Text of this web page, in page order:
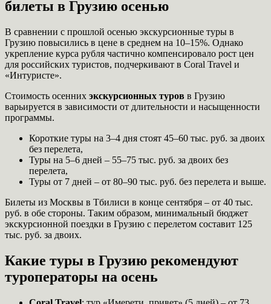
билеты в Грузию осенью
В сравнении с прошлой осенью экскурсионные туры в
Грузию повысились в цене в среднем на 10–15%. Однако
укрепление курса рубля частично компенсировало рост цен
для российских туристов, подчеркивают в Coral Travel и
«Интуристе».
Стоимость осенних экскурсионных туров в Грузию
варьируется в зависимости от длительности и насыщенности
программы.
Короткие туры на 3–4 дня стоят 45–60 тыс. руб. за двоих
без перелета,
Туры на 5–6 дней – 55–75 тыс. руб. за двоих без
перелета,
Туры от 7 дней – от 80–90 тыс. руб. без перелета и выше.
Билеты из Москвы в Тбилиси в конце сентября – от 40 тыс.
руб. в обе стороны. Таким образом, минимальный бюджет
экскурсионной поездки в Грузию с перелетом составит 125
тыс. руб. за двоих.
Какие туры в Грузию рекомендуют
туроператоры на осень